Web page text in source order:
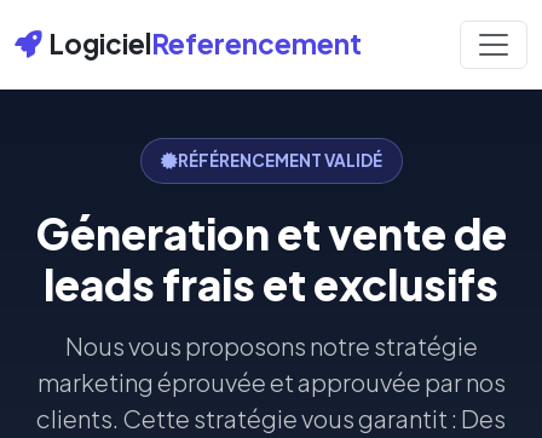
LogicielReferencement
RÉFÉRENCEMENT VALIDÉ
Géneration et vente de
leads frais et exclusifs
Nous vous proposons notre stratégie
marketing éprouvée et approuvée par nos
clients. Cette stratégie vous garantit : Des